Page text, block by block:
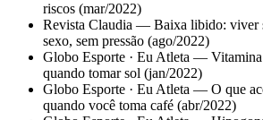
riscos (mar/2022)
Revista Claudia — Baixa libido: viver
sexo, sem pressão (ago/2022)
Globo Esporte · Eu Atleta —
quando tomar sol (jan/2022)
Globo Esporte · Eu Atleta — O que
quando você toma café (abr/2022)